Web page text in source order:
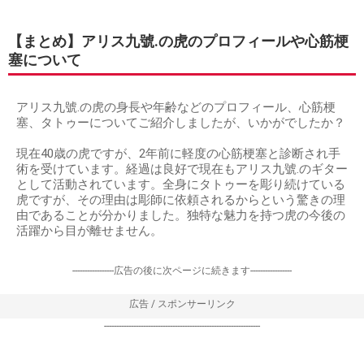
【まとめ】アリス九號.の虎のプロフィールや心筋梗
塞について
アリス九號.の虎の身長や年齢などのプロフィール、心筋梗
塞、タトゥーについてご紹介しましたが、いかがでしたか？
現在40歳の虎ですが、2年前に軽度の心筋梗塞と診断され手
術を受けています。経過は良好で現在もアリス九號.のギター
として活動されています。全身にタトゥーを彫り続けている
虎ですが、その理由は彫師に依頼されるからという驚きの理
由であることが分かりました。独特な魅力を持つ虎の今後の
活躍から目が離せません。
-----------------広告の後に次ページに続きます-----------------
広告 / スポンサーリンク
----------------------------------------------------------------